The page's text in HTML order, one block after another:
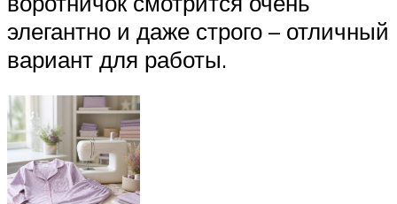
элегантно и даже строго – отличный
вариант для работы.